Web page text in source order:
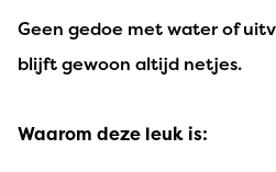
Geen gedoe met water of
blijft gewoon altijd netjes.
Waarom deze leuk is: